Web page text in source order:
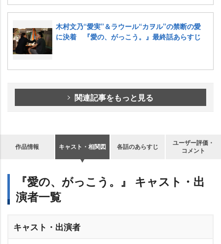
木村文乃“愛実”＆ラウール“カヲル”の禁断の愛
に決着 『愛の、がっこう。』最終話あらすじ
関連記事をもっと見る
作品情報 キャスト・相関図 各話のあらすじ
ユーザー評価・
コメント
『愛の、がっこう。』 キャスト・出
演者一覧
キャスト・出演者